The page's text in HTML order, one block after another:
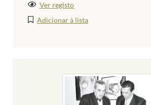
Ver registo
Adicionar à lista